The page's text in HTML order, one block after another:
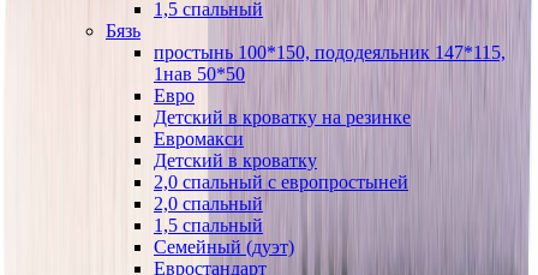
1,5 спальный
Бязь
простынь 100*150, пододеяльник 147*115,
1нав 50*50
Евро
Детский в кроватку на резинке
Евромакси
Детский в кроватку
2,0 спальный с европростыней
2,0 спальный
1,5 спальный
Семейный (дуэт)
Евростандарт